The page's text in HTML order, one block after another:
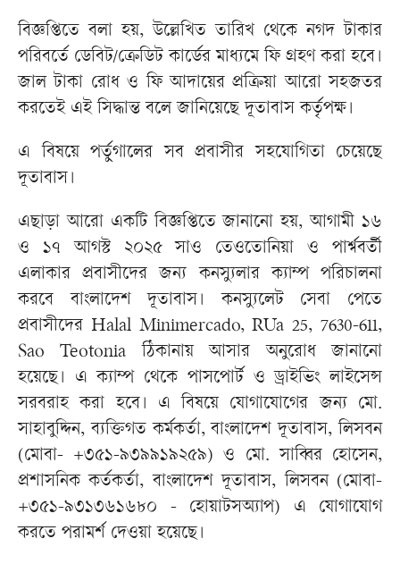
বিজ্ঞপ্তিতে বলা হয়, উল্লেখিত তারিখ থেকে নগদ টাকার
পরিবর্তে ডেবিট/ক্রেডিট কার্ডের মাধ্যমে ফি গ্রহণ করা হবে।
জাল টাকা রোধ ও ফি আদায়ের প্রক্রিয়া আরো সহজতর
করতেই এই সিদ্ধান্ত বলে জানিয়েছে দূতাবাস কর্তৃপক্ষ।
এ বিষয়ে পর্তুগালের সব প্রবাসীর সহযোগিতা চেয়েছে
দূতাবাস।
এছাড়া আরো একটি বিজ্ঞপ্তিতে জানানো হয়, আগামী ১৬
ও ১৭ আগস্ট ২০২৫ সাও তেওতোনিয়া ও পার্শ্ববর্তী
এলাকার প্রবাসীদের জন্য কনস্যুলার ক্যাম্প পরিচালনা
করবে বাংলাদেশ দূতাবাস। কনস্যুলেট সেবা পেতে
প্রবাসীদের Halal Minimercado, RUa 25, 7630-611,
Sao Teotonia ঠিকানায় আসার অনুরোধ জানানো
হয়েছে। এ ক্যাম্প থেকে পাসপোর্ট ও ড্রাইভিং লাইসেন্স
সরবরাহ করা হবে। এ বিষয়ে যোগাযোগের জন্য মো.
সাহাবুদ্দিন, ব্যক্তিগত কর্মকর্তা, বাংলাদেশ দূতাবাস, লিসবন
(মোবা- +৩৫১-৯৩৯৯১৯২৫৯) ও মো. সাব্বির হোসেন,
প্রশাসনিক কর্তকর্তা, বাংলাদেশ দূতাবাস, লিসবন (মোবা-
+৩৫১-৯৩১৩৬১৬৮০ - হোয়াটসঅ্যাপ) এ যোগাযোগ
করতে পরামর্শ দেওয়া হয়েছে।